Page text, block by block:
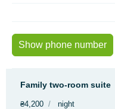
Show phone number
Family two-room suite
₴4,200 night